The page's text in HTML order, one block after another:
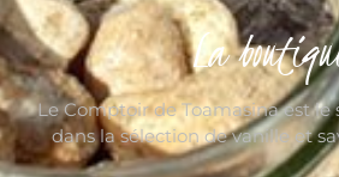
La
Le Comptoir de Toamasina est le
dans la sélection de vanille et